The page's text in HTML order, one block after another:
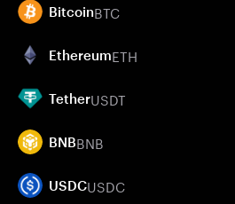
BitcoinBTC
EthereumETH
TetherUSDT
BNBBNB
USDCUSDC